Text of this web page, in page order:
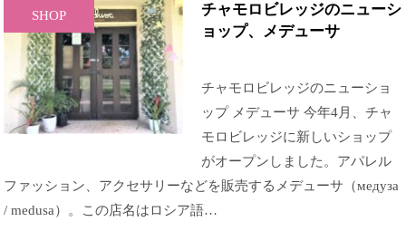
SHOP
チャモロビレッジのニューシ
ョップ、メデューサ
チャモロビレッジのニューショ
ップ メデューサ 今年4月、チャ
モロビレッジに新しいショップ
がオープンしました。アパレル
ファッション、アクセサリーなどを販売するメデューサ（медуза
/ medusa）。この店名はロシア語…